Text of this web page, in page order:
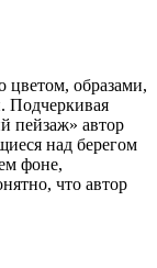
цветом, образами,
Подчеркивая
пейзаж» автор
над берегом
фоне,
что автор